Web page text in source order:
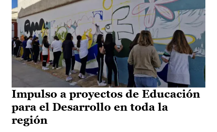
Impulso a proyectos de Educación
para el Desarrollo en toda la
región